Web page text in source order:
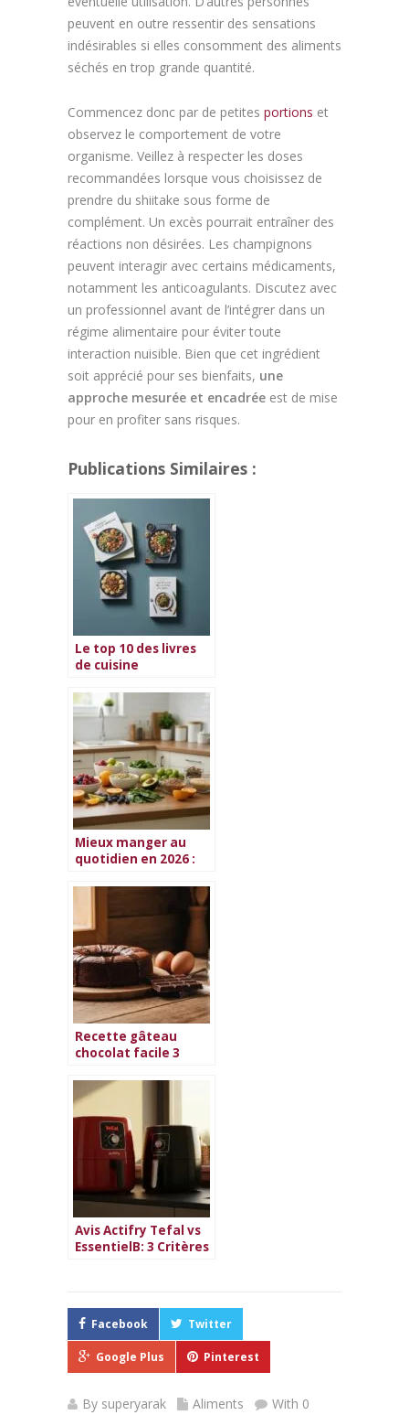
peuvent en outre ressentir des sensations
indésirables si elles consomment des aliments
séchés en trop grande quantité.
Commencez donc par de petites portions et
observez le comportement de votre
organisme. Veillez à respecter les doses
recommandées lorsque vous choisissez de
prendre du shiitake sous forme de
complément. Un excès pourrait entraîner des
réactions non désirées. Les champignons
peuvent interagir avec certains médicaments,
notamment les anticoagulants. Discutez avec
un professionnel avant de l’intégrer dans un
régime alimentaire pour éviter toute
interaction nuisible. Bien que cet ingrédient
soit apprécié pour ses bienfaits, une
approche mesurée et encadrée est de mise
pour en profiter sans risques.
Publications Similaires :
Le top 10 des livres
de cuisine
2026
Mieux manger au
quotidien en 2026 :
Recette gâteau
chocolat facile 3
irréssistible
Avis Actifry Tefal vs
EssentielB: 3 Critères
Facebook Twitter
Google Plus Pinterest
By superyarak Aliments
With 0